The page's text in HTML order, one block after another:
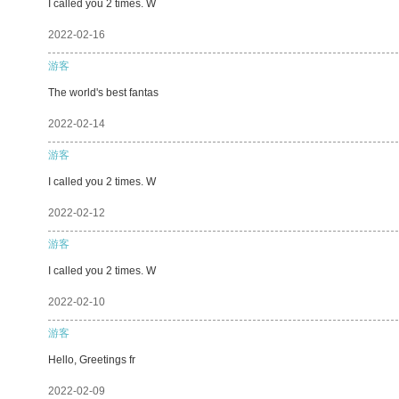
I called you 2 times. W
2022-02-16
游客
The world's best fantas
2022-02-14
游客
I called you 2 times. W
2022-02-12
游客
I called you 2 times. W
2022-02-10
游客
Hello, Greetings fr
2022-02-09